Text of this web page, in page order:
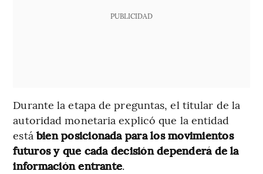
PUBLICIDAD
Durante la etapa de preguntas, el titular de la
autoridad monetaria explicó que la entidad
está bien posicionada para los movimientos
futuros y que cada decisión dependerá de la
información entrante.